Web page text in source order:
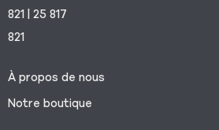
821 | 25 817
821
À propos de nous
Notre boutique